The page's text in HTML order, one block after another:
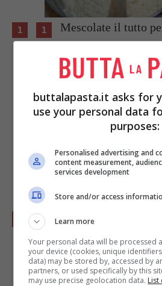
Mescolate il tutto
piccole o una
d’oliva.
buttalapasta.it asks for
use your personal data
purposes:
Personalised advertising and
content measurement,
services development
Store and/or access
Learn more
Your personal data will be processed
your device (cookies, unique
data) may be stored by, accessed by
partners, or used specifically by this
may use precise geolocation data. List